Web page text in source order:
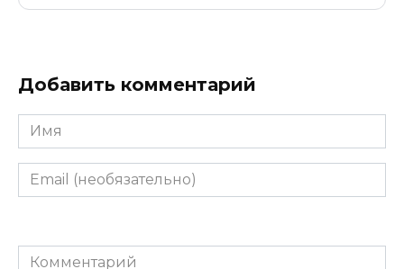
Добавить комментарий
Имя
Email
(необязательно)
Комментарий